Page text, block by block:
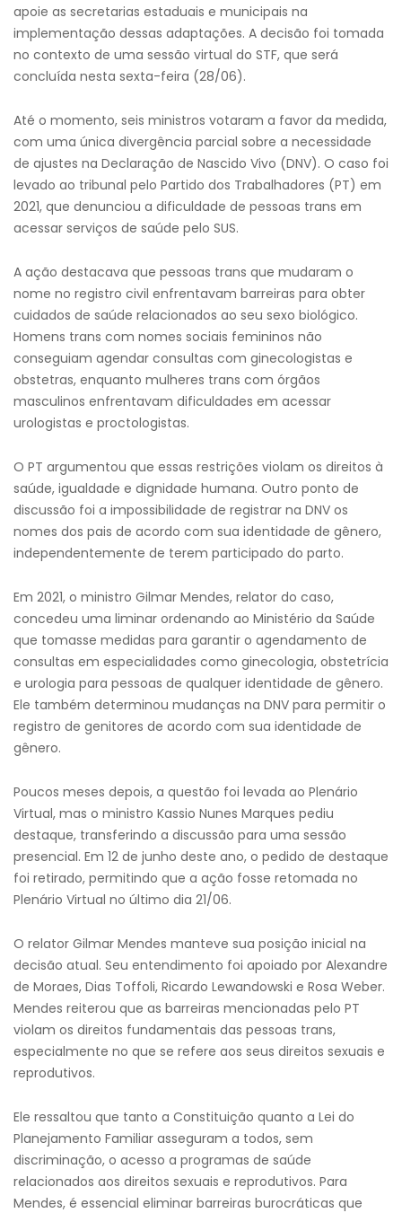
apoie as secretarias estaduais e municipais na
implementação dessas adaptações. A decisão foi tomada
no contexto de uma sessão virtual do STF, que será
concluída nesta sexta-feira (28/06).
Até o momento, seis ministros votaram a favor da medida,
com uma única divergência parcial sobre a necessidade
de ajustes na Declaração de Nascido Vivo (DNV). O caso foi
levado ao tribunal pelo Partido dos Trabalhadores (PT) em
2021, que denunciou a dificuldade de pessoas trans em
acessar serviços de saúde pelo SUS.
A ação destacava que pessoas trans que mudaram o
nome no registro civil enfrentavam barreiras para obter
cuidados de saúde relacionados ao seu sexo biológico.
Homens trans com nomes sociais femininos não
conseguiam agendar consultas com ginecologistas e
obstetras, enquanto mulheres trans com órgãos
masculinos enfrentavam dificuldades em acessar
urologistas e proctologistas.
O PT argumentou que essas restrições violam os direitos à
saúde, igualdade e dignidade humana. Outro ponto de
discussão foi a impossibilidade de registrar na DNV os
nomes dos pais de acordo com sua identidade de gênero,
independentemente de terem participado do parto.
Em 2021, o ministro Gilmar Mendes, relator do caso,
concedeu uma liminar ordenando ao Ministério da Saúde
que tomasse medidas para garantir o agendamento de
consultas em especialidades como ginecologia, obstetrícia
e urologia para pessoas de qualquer identidade de gênero.
Ele também determinou mudanças na DNV para permitir o
registro de genitores de acordo com sua identidade de
gênero.
Poucos meses depois, a questão foi levada ao Plenário
Virtual, mas o ministro Kassio Nunes Marques pediu
destaque, transferindo a discussão para uma sessão
presencial. Em 12 de junho deste ano, o pedido de destaque
foi retirado, permitindo que a ação fosse retomada no
Plenário Virtual no último dia 21/06.
O relator Gilmar Mendes manteve sua posição inicial na
decisão atual. Seu entendimento foi apoiado por Alexandre
de Moraes, Dias Toffoli, Ricardo Lewandowski e Rosa Weber.
Mendes reiterou que as barreiras mencionadas pelo PT
violam os direitos fundamentais das pessoas trans,
especialmente no que se refere aos seus direitos sexuais e
reprodutivos.
Ele ressaltou que tanto a Constituição quanto a Lei do
Planejamento Familiar asseguram a todos, sem
discriminação, o acesso a programas de saúde
relacionados aos direitos sexuais e reprodutivos. Para
Mendes, é essencial eliminar barreiras burocráticas que